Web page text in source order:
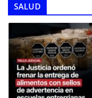
SALUD